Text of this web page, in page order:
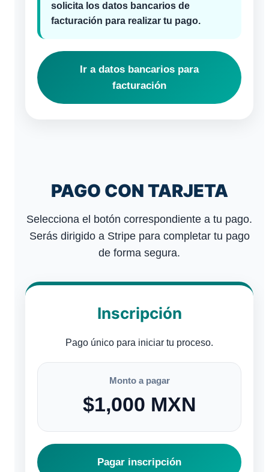
solicita los datos bancarios de
facturación para realizar tu pago.
Ir a datos bancarios para
facturación
PAGO CON TARJETA
Selecciona el botón correspondiente a tu pago.
Serás dirigido a Stripe para completar tu pago
de forma segura.
Inscripción
Pago único para iniciar tu proceso.
Monto a pagar
$1,000 MXN
Pagar inscripción